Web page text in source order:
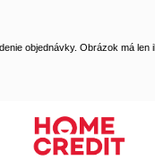
objednávky. Obrázok má len